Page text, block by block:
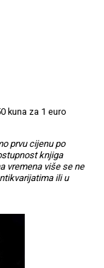
kuna za 1 euro
prvu cijenu po
knjiga
vremena više se ne
ili u